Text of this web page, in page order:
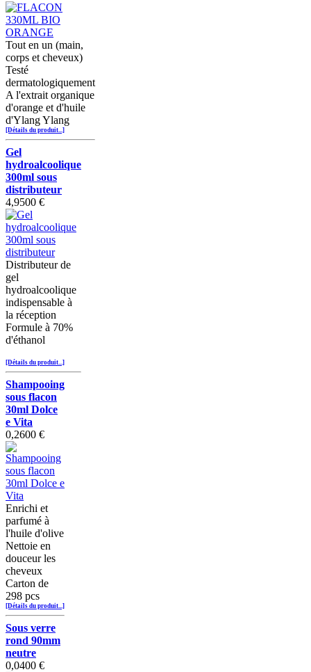
Tout en un (main,
corps et cheveux)
Testé
dermatologiquement
A l'extrait organique
d'orange et d'huile
d'Ylang Ylang
[Détails du produit...]
Gel
hydroalcoolique
300ml sous
distributeur
4,9500 €
Distributeur de
gel
hydroalcoolique
indispensable à
la réception
Formule à 70%
d'éthanol
[Détails du produit...]
Shampooing
sous flacon
30ml Dolce
e Vita
0,2600 €
Enrichi et
parfumé à
l'huile d'olive
Nettoie en
douceur les
cheveux
Carton de
298 pcs
[Détails du produit...]
Sous verre
rond 90mm
neutre
0,0400 €